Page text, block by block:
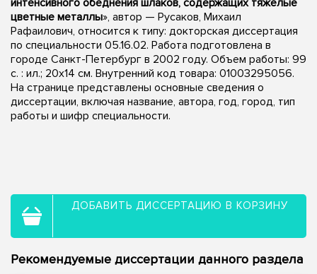
цветные металлы», автор — Русаков, Михаил
Рафаилович, относится к типу: докторская диссертация
по специальности 05.16.02. Работа подготовлена в
городе Санкт-Петербург в 2002 году. Объем работы: 99
с. : ил.; 20х14 см. Внутренний код товара: 01003295056.
На странице представлены основные сведения о
диссертации, включая название, автора, год, город, тип
работы и шифр специальности.
ДОБАВИТЬ ДИССЕРТАЦИЮ В КОРЗИНУ
Рекомендуемые диссертации данного раздела